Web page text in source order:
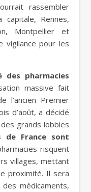
rassembler
capitale, Rennes,
Montpellier et
vigilance pour les
des pharmacies
massive fait
Premier
d’août, a décidé
grands lobbies
de France sont
risquent
villages, mettant
proximité. Il sera
médicaments,